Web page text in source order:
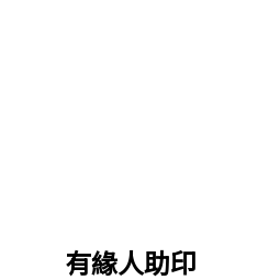
有緣人助印